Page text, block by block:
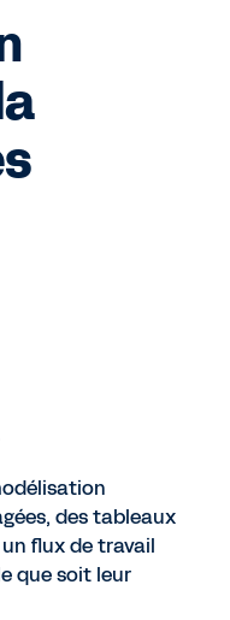
des tableaux
flux de travail
que soit leur